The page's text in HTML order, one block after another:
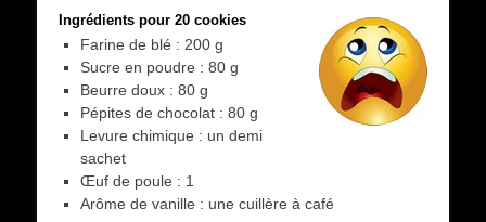
Ingrédients pour 20 cookies
Farine de blé : 200 g
Sucre en poudre : 80 g
Beurre doux : 80 g
Pépites de chocolat : 80 g
Levure chimique : un demi
sachet
Œuf de poule : 1
Arôme de vanille : une cuillère à café